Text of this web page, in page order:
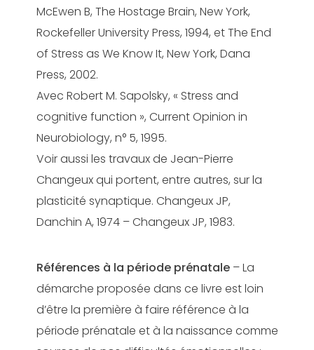
McEwen B, The Hostage Brain, New York,
Rockefeller University Press, 1994, et The End
of Stress as We Know It, New York, Dana
Press, 2002.
Avec Robert M. Sapolsky, « Stress and
cognitive function », Current Opinion in
Neurobiology, n° 5, 1995.
Voir aussi les travaux de Jean-Pierre
Changeux qui portent, entre autres, sur la
plasticité synaptique. Changeux JP,
Danchin A, 1974 – Changeux JP, 1983.
Références à la période prénatale– La
démarche proposée dans ce livre est loin
d’être la première à faire référence à la
période prénatale et à la naissance comme